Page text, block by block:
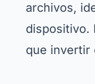
archivos,
dispositivo.
que invertir